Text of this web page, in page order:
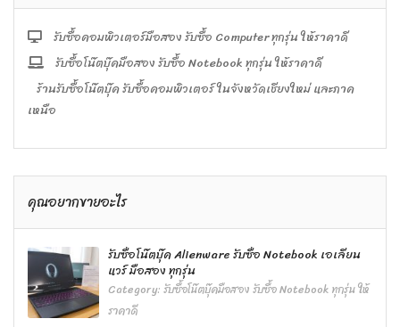
รับซื้อคอมพิวเตอร์มือสอง รับซื้อ Computer ทุกรุ่น ให้ราคาดี
รับซื้อโน๊ตบุ๊คมือสอง รับซื้อ Notebook ทุกรุ่น ให้ราคาดี
ร้านรับซื้อโน๊ตบุ๊ค รับซื้อคอมพิวเตอร์ ในจังหวัดเชียงใหม่ และภาค
เหนือ
คุณอยากขายอะไร
รับซื้อโน๊ตบุ๊ค Alienware รับซื้อ Notebook เอเลียน
แวร์ มือสอง ทุกรุ่น
Category:รับซื้อโน๊ตบุ๊คมือสอง รับซื้อ Notebook ทุกรุ่น ให้
ราคาดี